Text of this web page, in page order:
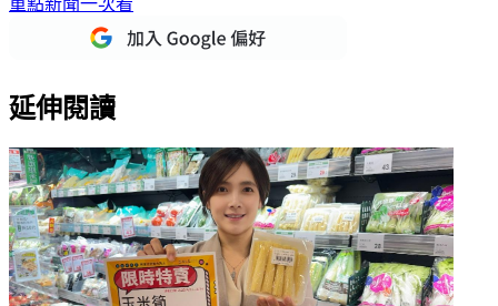
重點新聞一次看
延伸閱讀